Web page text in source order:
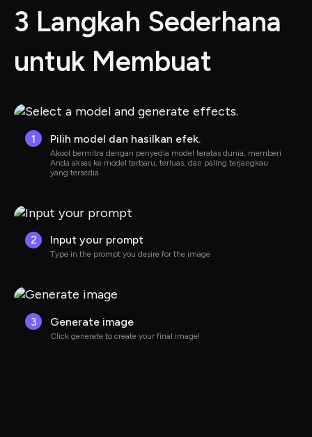
3 Langkah Sederhana
untuk Membuat
1 Pilih model dan hasilkan efek.
Akool bermitra dengan penyedia model teratas dunia, memberi
Anda akses ke model terbaru, terluas, dan paling terjangkau
yang tersedia.
2 Input your prompt
Type in the prompt you desire for the image
3 Generate image
Click generate to create your final image!